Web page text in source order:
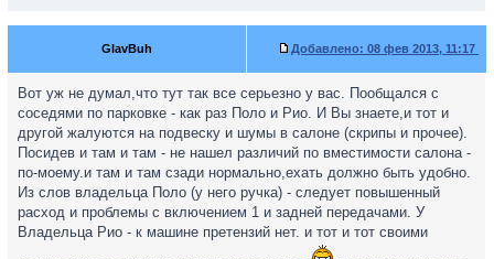
GlavBuh Добавлено: 08 фев 2013, 11:17
Вот уж не думал,что тут так все серьезно у вас. Пообщался с
соседями по парковке - как раз Поло и Рио. И Вы знаете,и тот и
другой жалуются на подвеску и шумы в салоне (скрипы и прочее).
Посидев и там и там - не нашел различий по вместимости салона -
по-моему.и там и там сзади нормально,ехать должно быть удобно.
Из слов владельца Поло (у него ручка) - следует повышенный
расход и проблемы с включением 1 и задней передачами. У
Владельца Рио - к машине претензий нет. и тот и тот своими